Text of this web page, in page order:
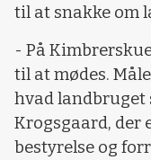
til at snakke om
- På
til at mødes.
hvad landbruget
Krogsgaard, der
bestyrelse og